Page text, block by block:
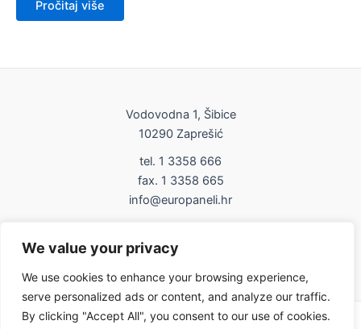
We value your privacy
We use cookies to enhance your browsing experience,
serve personalized ads or content, and analyze our traffic.
By clicking "Accept All", you consent to our use of cookies.
5
Pročitaj više
Vodovodna 1, Šibice
10290 Zaprešić
tel. 1 3358 666
fax. 1 3358 665
info@europaneli.hr
Uvjeti korištenja